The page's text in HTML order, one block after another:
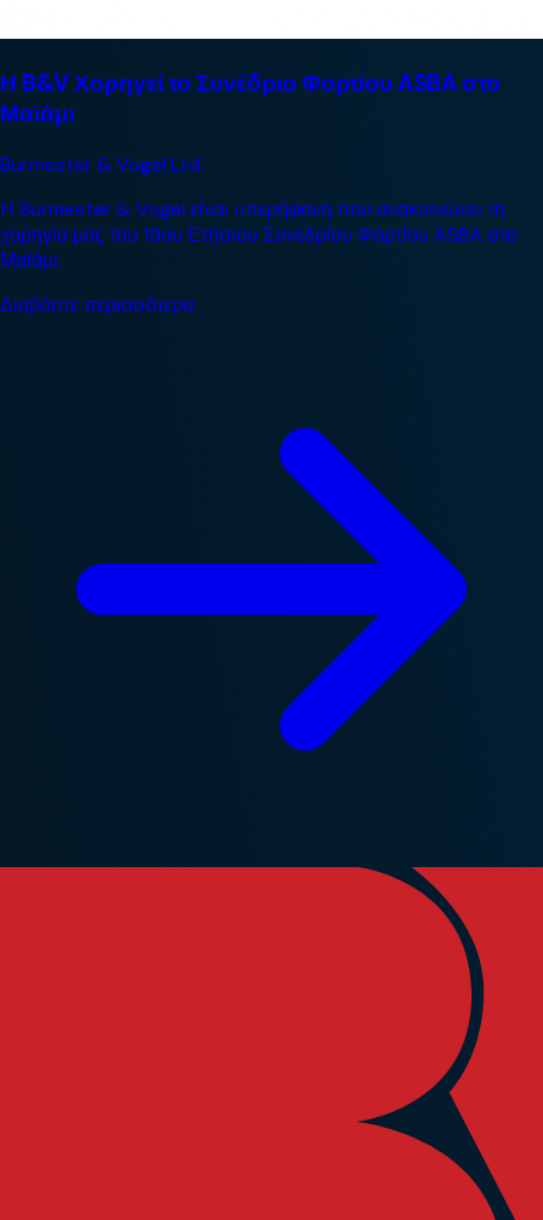
Η B&V Χορηγεί το Συνέδριο Φορτίου ASBA στο
Μαϊάμι
Burmester & Vogel Ltd.
Η Burmester & Vogel είναι υπερήφανη που ανακοινώνει τη
χορηγία μας του 19ου Ετήσιου Συνεδρίου Φορτίου ASBA στο
Μαϊάμι.
Διαβάστε περισσότερα